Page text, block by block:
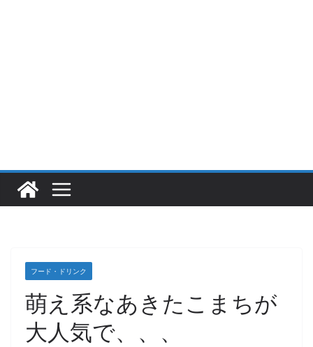
フード・ドリンク
萌え系なあきたこまちが
大人気で、、、